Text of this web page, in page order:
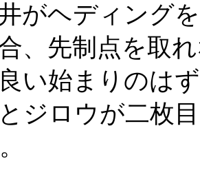
がヘディング
、先制点を取
い始まりのは
ジロウが二枚